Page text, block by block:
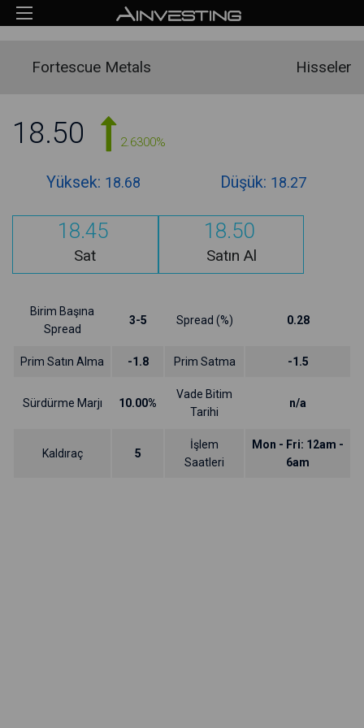
Fortescue Metals Hisseler
18.50 2.6300%
Yüksek: 18.68 Düşük: 18.27
18.45
Sat
18.50
Satın Al
Birim Başına
Spread
3-5 Spread (%) 0.28
Prim Satın Alma -1.8 Prim Satma -1.5
Sürdürme Marjı 10.00%
Vade Bitim
Tarihi
n/a
Kaldıraç 5
İşlem
Saatleri
Mon - Fri: 12am -
6am